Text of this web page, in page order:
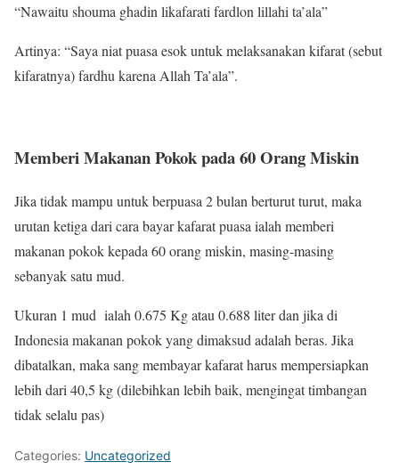
“Nawaitu shouma ghadin likafarati fardlon lillahi ta’ala”
Artinya: “Saya niat puasa esok untuk melaksanakan kifarat (sebut
kifaratnya) fardhu karena Allah Ta’ala”.
Memberi Makanan Pokok pada 60 Orang Miskin
Jika tidak mampu untuk berpuasa 2 bulan berturut turut, maka
urutan ketiga dari cara bayar kafarat puasa ialah memberi
makanan pokok kepada 60 orang miskin, masing-masing
sebanyak satu mud.
Ukuran 1 mud ialah 0.675 Kg atau 0.688 liter dan jika di
Indonesia makanan pokok yang dimaksud adalah beras. Jika
dibatalkan, maka sang membayar kafarat harus mempersiapkan
lebih dari 40,5 kg (dilebihkan lebih baik, mengingat timbangan
tidak selalu pas)
Categories: Uncategorized